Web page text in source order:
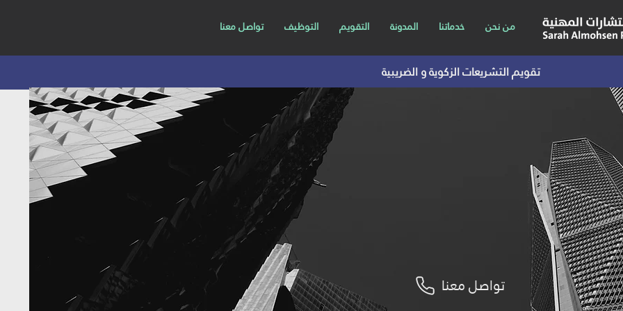
من نحن خدماتنا المدونة التقويم التوظيف تواصل معنا
تقويم التشريعات الزكوية و الضريبية
متخصص في الحلول الزكوية و الضريبية
تواصل معنا